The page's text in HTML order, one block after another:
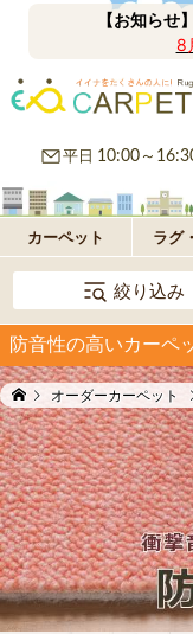
【お知らせ】
8
平日 10:00～
カーペット ラグ
絞り込み
防音性の高いカーペ
オーダーカーペット